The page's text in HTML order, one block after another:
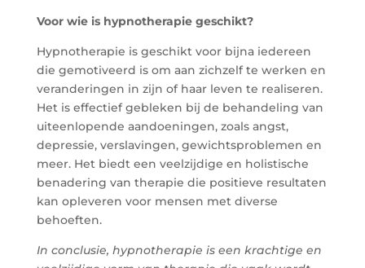
Voor wie is hypnotherapie geschikt?
Hypnotherapie is geschikt voor bijna iedereen
die gemotiveerd is om aan zichzelf te werken en
veranderingen in zijn of haar leven te realiseren.
Het is effectief gebleken bij de behandeling van
uiteenlopende aandoeningen, zoals angst,
depressie, verslavingen, gewichtsproblemen en
meer. Het biedt een veelzijdige en holistische
benadering van therapie die positieve resultaten
kan opleveren voor mensen met diverse
behoeften.
In conclusie, hypnotherapie is een krachtige en